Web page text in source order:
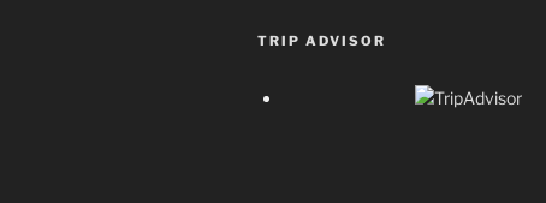
TRIP ADVISOR